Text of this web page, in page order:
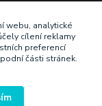
webu, analytické
cílení reklamy
preferencí
části stránek.